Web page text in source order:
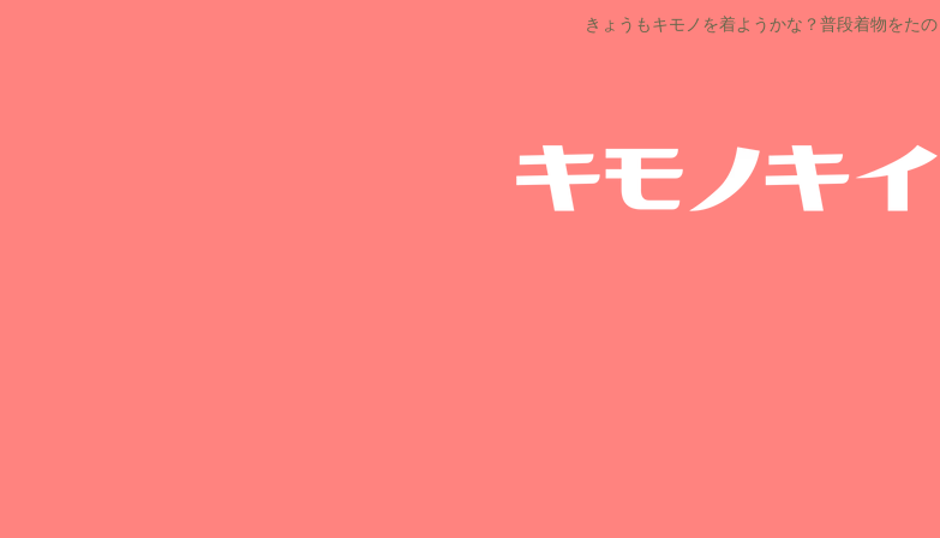
きょうもキモノを着ようかな？普段着物をた